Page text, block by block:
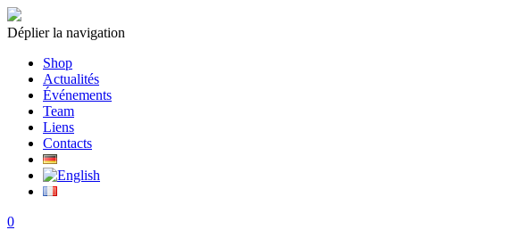
Déplier la navigation
Shop
Actualités
Événements
Team
Liens
Contacts
0